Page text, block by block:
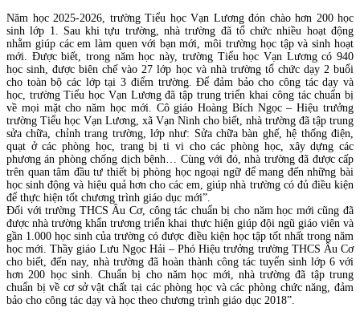
Năm học 2025-2026, trường Tiểu học Vạn Lương đón chào hơn 200 học
sinh lớp 1. Sau khi tựu trường, nhà trường đã tổ chức nhiều hoạt động
nhằm giúp các em làm quen với bạn mới, môi trường học tập và sinh hoạt
mới. Được biết, trong năm học này, trường Tiểu học Vạn Lương có 940
học sinh, được biên chế vào 27 lớp học và nhà trường tổ chức dạy 2 buổi
cho toàn bộ các lớp tại 3 điểm trường. Để đảm bảo cho công tác dạy và
học, trường Tiểu học Vạn Lương đã tập trung triển khai công tác chuẩn bị
về mọi mặt cho năm học mới. Cô giáo Hoàng Bích Ngọc – Hiệu trưởng
trường Tiểu học Vạn Lương, xã Vạn Ninh cho biết, nhà trường đã tập trung
sửa chữa, chỉnh trang trường, lớp như: Sửa chữa bàn ghế, hệ thống điện,
quạt ở các phòng học, trang bị ti vi cho các phòng học, xây dựng các
phương án phòng chống dịch bệnh… Cùng với đó, nhà trường đã được cấp
trên quan tâm đầu tư thiết bị phòng học ngoại ngữ để mang đến những bài
học sinh động và hiệu quả hơn cho các em, giúp nhà trường có đủ điều kiện
để thực hiện tốt chương trình giáo dục mới”.
Đối với trường THCS Âu Cơ, công tác chuẩn bị cho năm học mới cũng đã
được nhà trường khẩn trương triển khai thực hiện giúp đội ngũ giáo viên và
gần 1.000 học sinh của trường có được điều kiện học tập tốt nhất trong năm
học mới. Thầy giáo Lưu Ngọc Hải – Phó Hiệu trưởng trường THCS Âu Cơ
cho biết, đến nay, nhà trường đã hoàn thành công tác tuyển sinh lớp 6 với
hơn 200 học sinh. Chuẩn bị cho năm học mới, nhà trường đã tập trung
chuẩn bị về cơ sở vật chất tại các phòng học và các phòng chức năng, đảm
bảo cho công tác dạy và học theo chương trình giáo dục 2018”.